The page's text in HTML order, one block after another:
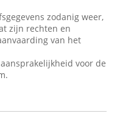
zodanig weer,
zijn rechten en
van het
voor de